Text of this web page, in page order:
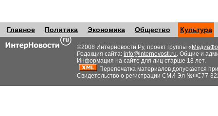
Главное Политика Экономика Общество Культура
©2008 Интерновости.Ру, проект группы «
Редакция сайта: info@internovosti.ru. Общие и
Информация на сайте для лиц старше 18 лет.
Перепечатка материалов допускается
Свидетельство о регистрации СМИ Эл №ФС77-